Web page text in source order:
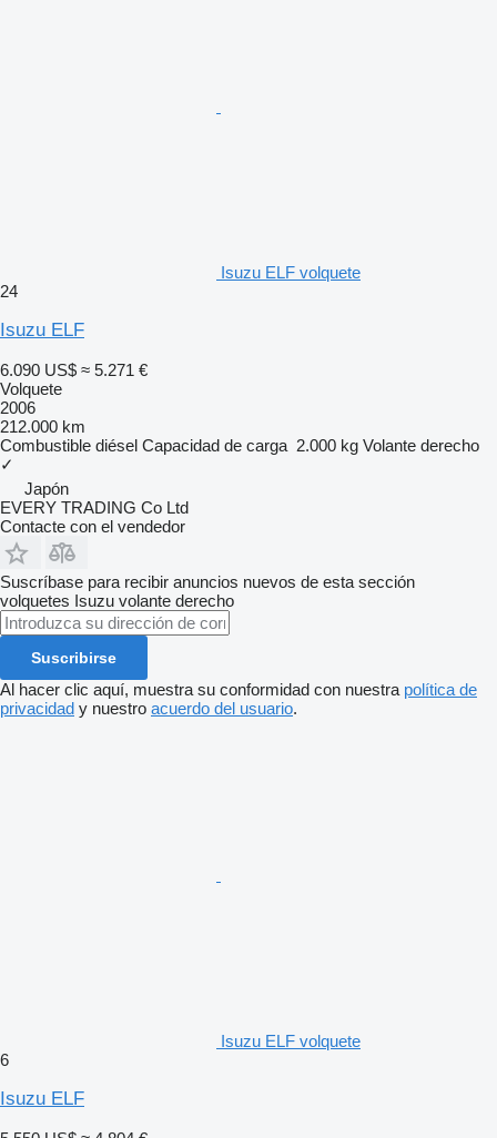
Isuzu ELF volquete
24
Isuzu ELF
6.090 US$ ≈ 5.271 €
Volquete
2006
212.000 km
Combustible diésel Capacidad de carga 2.000 kg Volante derecho
✓
Japón
EVERY TRADING Co Ltd
Contacte con el vendedor
Suscríbase para recibir anuncios nuevos de esta sección
volquetes Isuzu volante derecho
Suscribirse
Al hacer clic aquí, muestra su conformidad con nuestra política de
privacidad y nuestro acuerdo del usuario.
Isuzu ELF volquete
6
Isuzu ELF